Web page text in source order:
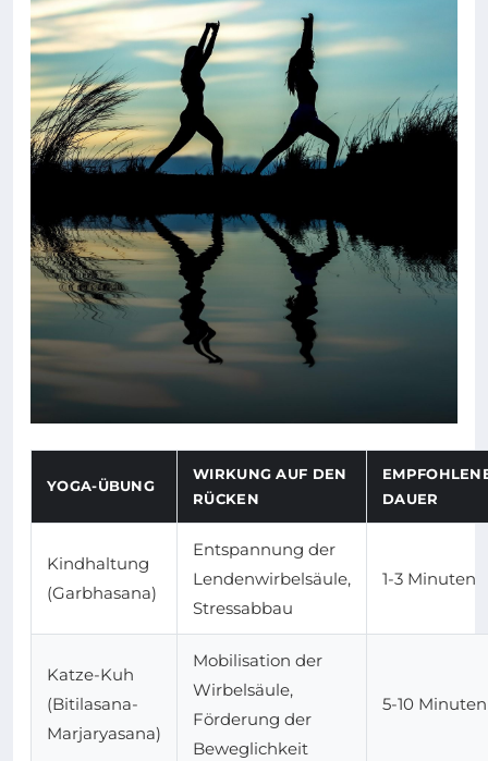
YOGA-ÜBUNG
WIRKUNG AUF DEN
RÜCKEN
DAUER
Kindhaltung
(Garbhasana)
Entspannung der
Lendenwirbelsäule,
Stressabbau
1-3 Minuten
Katze-Kuh
(Bitilasana-
Marjaryasana)
Mobilisation der
Wirbelsäule,
Förderung der
Beweglichkeit
5-10 Minuten